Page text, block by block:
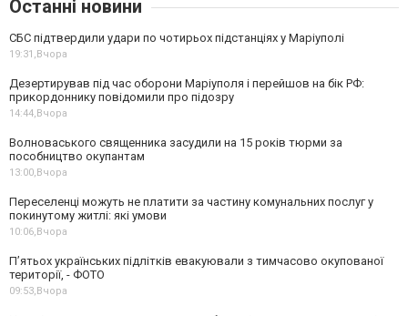
Останні новини
СБС підтвердили удари по чотирьох підстанціях у Маріуполі
19:31,Вчора
Дезертирував під час оборони Маріуполя і перейшов на бік РФ:
прикордоннику повідомили про підозру
14:44,Вчора
Волноваського священника засудили на 15 років тюрми за
пособництво окупантам
13:00,Вчора
Переселенці можуть не платити за частину комунальних послуг у
покинутому житлі: які умови
10:06,Вчора
П’ятьох українських підлітків евакуювали з тимчасово окупованої
території, - ФОТО
09:53,Вчора